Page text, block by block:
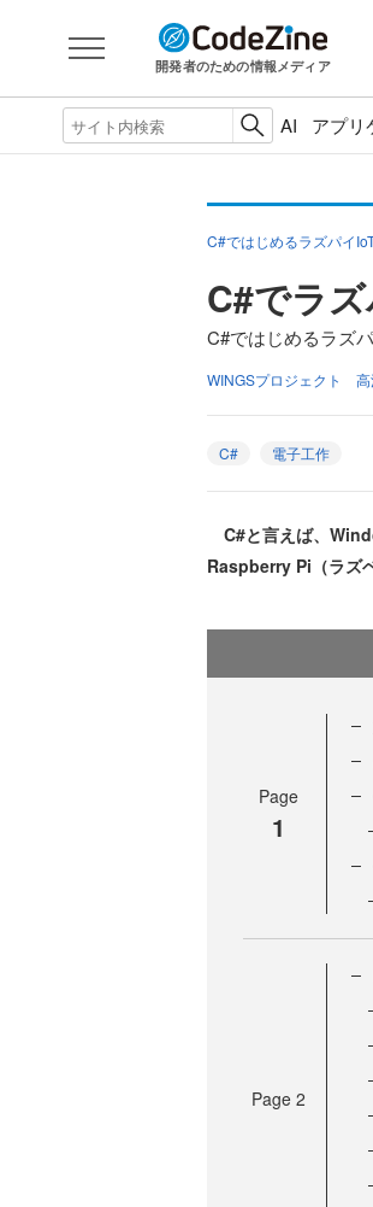
開発者のための情報メディア
AI アプリ
C#ではじめるラズパイ
C#でラ
C#ではじめるラズ
WINGSプロジェクト 高
C# 電子工作
C#と言えば、
Raspberry Pi（ラズ
Page
1
Page 2